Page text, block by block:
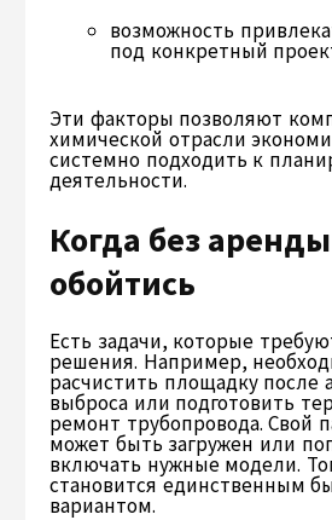
возможность
под конкретный
Эти факторы позволяют
химической отрасли
системно подходить к
деятельности.
Когда без
обойтись
Есть задачи, которые
решения. Например,
расчистить площадку после
выброса или подготовить
ремонт трубопровода. Свой
может быть загружен или
включать нужные модели.
становится единственным
вариантом.